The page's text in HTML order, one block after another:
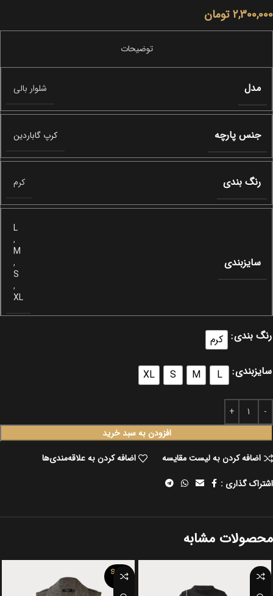
2,300,000 تومان
مدل شلوار بالی
جنس پارچه کرپ گاباردین
رنگ بندی کرم
سایزبندی
L
,
M
,
S
,
XL
رنگ بندی کرم
سایزبندی L
M
S
XL
افزودن به سبد خرید
اضافه کردن به لیست مقایسه
اضافه کردن به علاقه‌مندی‌ها
اشتراک گذاری :
محصولات مشابه
SOLD
OUT